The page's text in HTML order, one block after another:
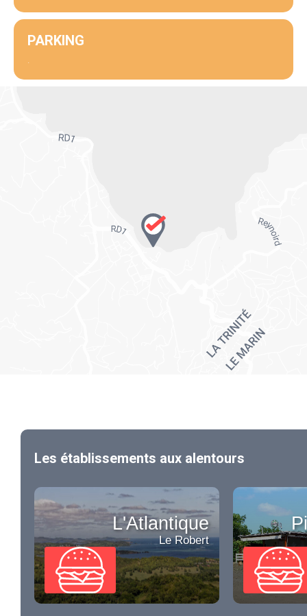
PARKING
.
Les établissements aux alentours
L'Atlantique
Le Robert